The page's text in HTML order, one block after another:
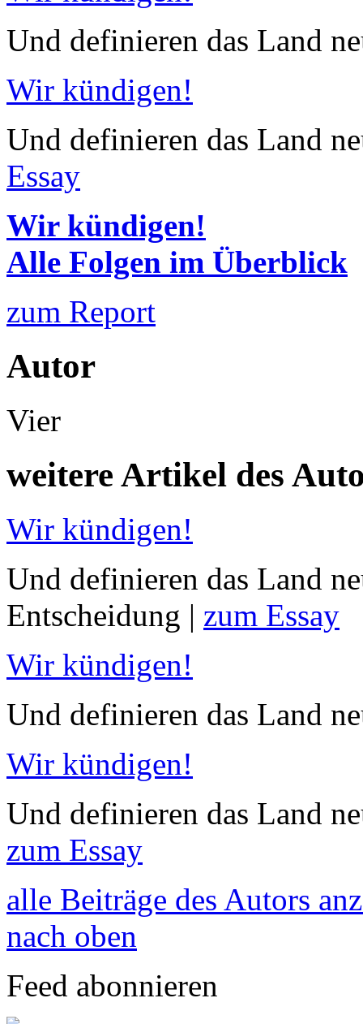
Und definieren das Land
Wir kündigen!
Und definieren das Land
Essay
Wir kündigen!
Alle Folgen im Überblick
zum Report
Autor
Vier
weitere Artikel des
Wir kündigen!
Und definieren das Land
Entscheidung | zum Essay
Wir kündigen!
Und definieren das Land
Wir kündigen!
Und definieren das Land
zum Essay
alle Beiträge des Autors
nach oben
Feed abonnieren